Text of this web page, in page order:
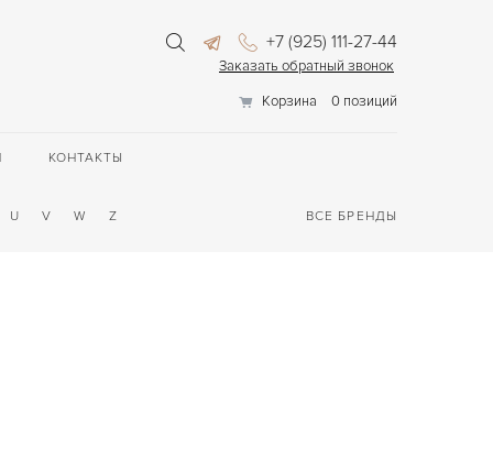
+7 (925) 111-27-44
Заказать обратный звонок
Корзина
0 позиций
КОНТАКТЫ
U V W Z ВСЕ БРЕНДЫ